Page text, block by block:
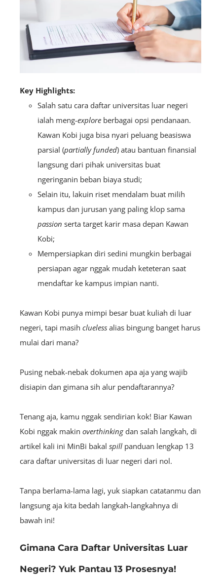
Key Highlights:
Salah satu cara daftar universitas luar negeri
ialah meng-explore berbagai opsi pendanaan.
Kawan Kobi juga bisa nyari peluang beasiswa
parsial (partially funded) atau bantuan finansial
langsung dari pihak universitas buat
ngeringanin beban biaya studi;
Selain itu, lakuin riset mendalam buat milih
kampus dan jurusan yang paling klop sama
passion serta target karir masa depan Kawan
Kobi;
Mempersiapkan diri sedini mungkin berbagai
persiapan agar nggak mudah keteteran saat
mendaftar ke kampus impian nanti.
Kawan Kobi punya mimpi besar buat kuliah di luar
negeri, tapi masih clueless alias bingung banget harus
mulai dari mana?
Pusing nebak-nebak dokumen apa aja yang wajib
disiapin dan gimana sih alur pendaftarannya?
Tenang aja, kamu nggak sendirian kok! Biar Kawan
Kobi nggak makin overthinkingdan salah langkah, di
artikel kali ini MinBi bakal spill panduan lengkap 13
cara daftar universitas di luar negeri dari nol.
Tanpa berlama-lama lagi, yuk siapkan catatanmu dan
langsung aja kita bedah langkah-langkahnya di
bawah ini!
Gimana Cara Daftar Universitas Luar
Negeri? Yuk Pantau 13 Prosesnya!